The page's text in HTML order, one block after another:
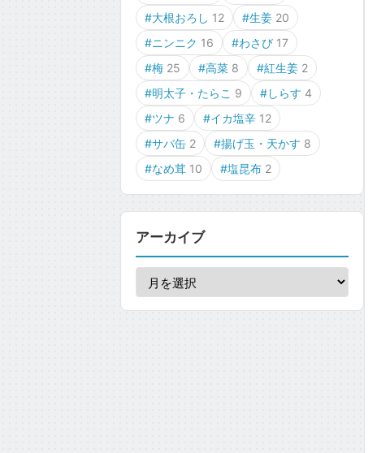
#大根おろし 12 #生姜 20
#ニンニク 16 #わさび 17
#梅 25 #高菜 8 #紅生姜 2
#明太子・たらこ 9 #しらす 4
#ツナ 6 #イカ塩辛 12
#サバ缶 2 #揚げ玉・天かす 8
#なめ茸 10 #塩昆布 2
アーカイブ